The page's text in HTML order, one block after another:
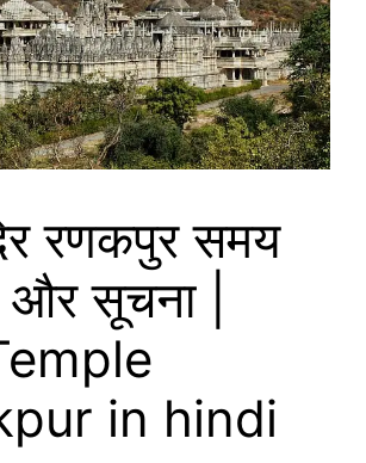
रणकपुर समय
और सूचना |
in hindi